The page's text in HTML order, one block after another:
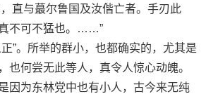
直与蕞尔鲁国及汝偕亡者。手刃此
不可不猛也。……”
。所举的群小，也都确实的，尤其是
也何尝无此等人，真令人惊心动魄。
因为东林党中也有小人，古今来无纯